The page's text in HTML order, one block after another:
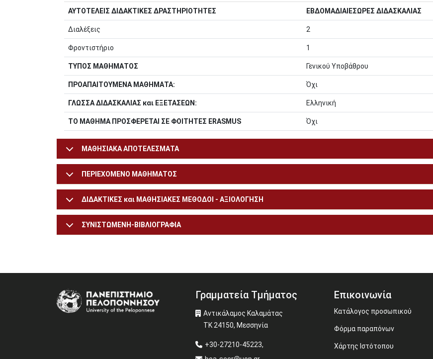
ΑΥΤΟΤΕΛΕΙΣ ΔΙΔΑΚΤΙΚΕΣ ΔΡΑΣΤΗΡΙΟΤΗΤΕΣ ΕΒΔΟΜΑΔΙΑΙΕΣΩΡΕΣ ΔΙΔΑΣΚΑΛΙΑΣ
Διαλέξεις 2
Φροντιστήριο 1
ΤΥΠΟΣ ΜΑΘΗΜΑΤΟΣ Γενικού Υποβάθρου
ΠΡΟΑΠΑΙΤΟΥΜΕΝΑ ΜΑΘΗΜΑΤΑ: Όχι
ΓΛΩΣΣΑ ΔΙΔΑΣΚΑΛΙΑΣ και ΕΞΕΤΑΣΕΩΝ: Ελληνική
ΤΟ ΜΑΘΗΜΑ ΠΡΟΣΦΕΡΕΤΑΙ ΣΕ ΦΟΙΤΗΤΕΣ ERASMUS Όχι
ΜΑΘΗΣΙΑΚΑ ΑΠΟΤΕΛΕΣΜΑΤΑ
ΠΕΡΙΕΧΟΜΕΝΟ ΜΑΘΗΜΑΤΟΣ
ΔΙΔΑΚΤΙΚΕΣ και ΜΑΘΗΣΙΑΚΕΣ ΜΕΘΟΔΟΙ - ΑΞΙΟΛΟΓΗΣΗ
ΣΥΝΙΣΤΩΜΕΝΗ-ΒΙΒΛΙΟΓΡΑΦΙΑ
Image Γραμματεία Τμήματος
Αντικάλαμος Καλαμάτας
ΤΚ 24150, Μεσσηνία
+30-27210-45223,
Επικοινωνία
Κατάλογος προσωπικού
Φόρμα παραπόνων
Χάρτης Ιστότοπου